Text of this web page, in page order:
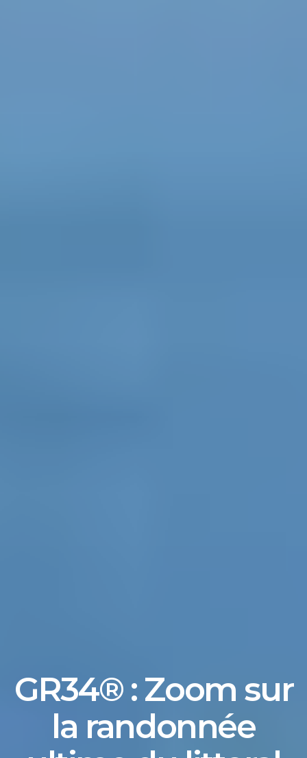
GR34® : Zoom sur
la randonnée